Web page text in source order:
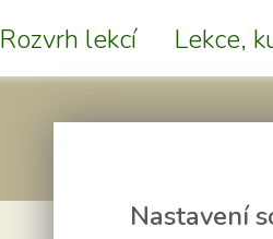
Rozvrh lekcí Lekce,
Nastavení